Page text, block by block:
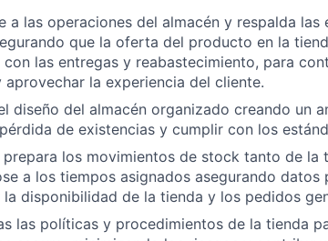
a las operaciones del almacén y respalda
que la oferta del producto en la
con las entregas y reabastecimiento, para
aprovechar la experiencia del cliente.
diseño del almacén organizado creando un
de existencias y cumplir con los
prepara los movimientos de stock tanto de la
a los tiempos asignados asegurando
disponibilidad de la tienda y los pedidos
las políticas y procedimientos de la tienda